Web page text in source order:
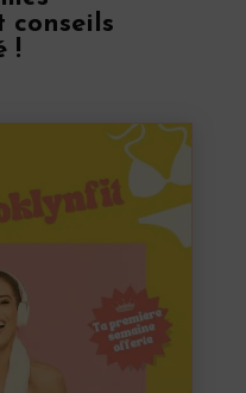
conseils
!